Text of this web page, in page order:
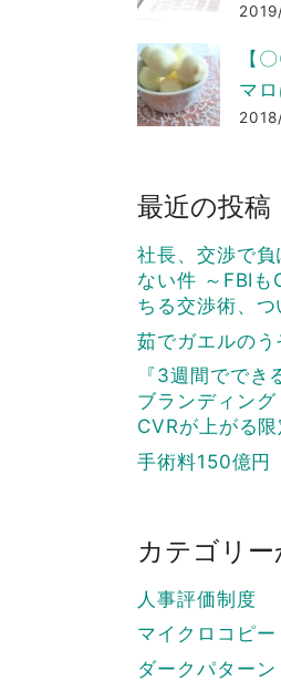
【
マ
最近の投稿
社長、交渉で負
ない件 ～FBIも
ちる交渉術、つ
茹でガエルのう
『3週間ででき
ブランディ
CVRが上がる限
手術料150億円
カテゴリ
人事評価制度
マイクロコピー
ダークパターン